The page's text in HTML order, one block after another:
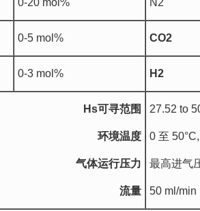
0-20 mol% N2
0-5 mol% CO2
0-3 mol% H2
Hs可寻范围
环境温度
气体运行压力
流量
27.52 to
0 至
最高进气
50 ml/min